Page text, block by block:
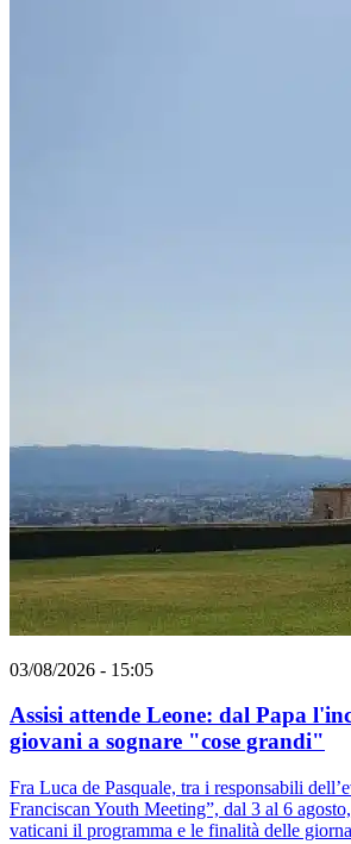
03/08/2026 - 15:05
Assisi attende Leone: dal Papa
giovani a sognare "cose grandi"
Fra Luca de Pasquale, tra i responsabili
Franciscan Youth Meeting”, dal 3 al 6
vaticani il programma e le finalità delle